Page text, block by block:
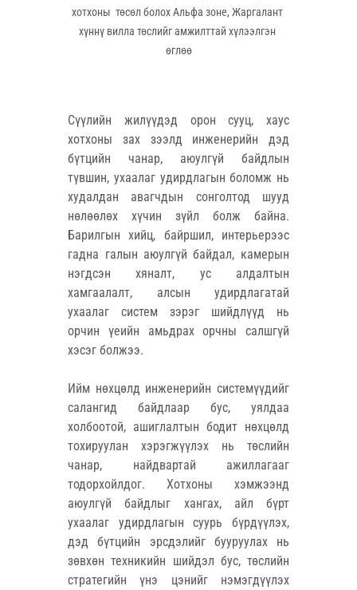
хотхоны  төсөл болох Альфа зоне, Жаргалант
хүннү вилла төслийг амжилттай хүлээлгэн
өглөө
Сүүлийн жилүүдэд орон сууц, хаус
хотхоны зах зээлд инженерийн дэд
бүтцийн чанар, аюулгүй байдлын
түвшин, ухаалаг удирдлагын боломж нь
худалдан авагчдын сонголтод шууд
нөлөөлөх хүчин зүйл болж байна.
Барилгын хийц, байршил, интерьерээс
гадна галын аюулгүй байдал, камерын
нэгдсэн хяналт, ус алдалтын
хамгаалалт, алсын удирдлагатай
ухаалаг систем зэрэг шийдлүүд нь
орчин үеийн амьдрах орчны салшгүй
хэсэг болжээ.
Ийм нөхцөлд инженерийн системүүдийг
салангид байдлаар бус, уялдаа
холбоотой, ашиглалтын бодит нөхцөлд
тохируулан хэрэгжүүлэх нь төслийн
чанар, найдвартай ажиллагааг
тодорхойлдог. Хотхоны хэмжээнд
аюулгүй байдлыг хангах, айл бүрт
ухаалаг удирдлагын суурь бүрдүүлэх,
дэд бүтцийн эрсдэлийг бууруулах нь
зөвхөн техникийн шийдэл бус, төслийн
стратегийн үнэ цэнийг нэмэгдүүлэх